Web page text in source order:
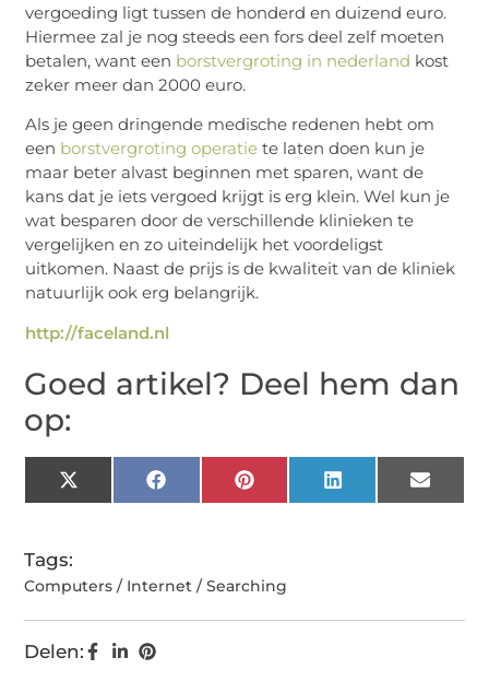
vergoeding ligt tussen de honderd en duizend euro.
Hiermee zal je nog steeds een fors deel zelf moeten
betalen, want een borstvergroting in nederland kost
zeker meer dan 2000 euro.
Als je geen dringende medische redenen hebt om
een borstvergroting operatie te laten doen kun je
maar beter alvast beginnen met sparen, want de
kans dat je iets vergoed krijgt is erg klein. Wel kun je
wat besparen door de verschillende klinieken te
vergelijken en zo uiteindelijk het voordeligst
uitkomen. Naast de prijs is de kwaliteit van de kliniek
natuurlijk ook erg belangrijk.
http://faceland.nl
Goed artikel? Deel hem dan
op:
X
(Twitter)
FacebookPinterestLinkedIn Email
Tags:
Computers / Internet / Searching
Delen: